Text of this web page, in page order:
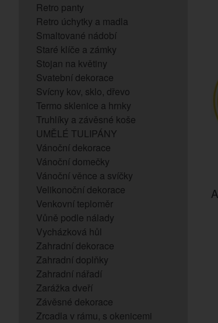
Retro panty
Retro úchytky a madla
Smaltované nádobí
Staré klíče a zámky
Stojan na květiny
Svatební dekorace
Svícny kov, sklo, dřevo
Termo sklenice a hrnky
Truhlíky a závěsné koše
UMĚLÉ TULIPÁNY
Vánoční dekorace
Vánoční domečky
Vánoční věnce a svíčky
Velikonoční dekorace
Venkovní teploměr
Vůně podle nálady
Vycházková hůl
Zahradní dekorace
Zahradní doplňky
Zahradní nářadí
Zarážka dveří
Závěsné dekorace
Zrcadla v rámu, s okenicemi